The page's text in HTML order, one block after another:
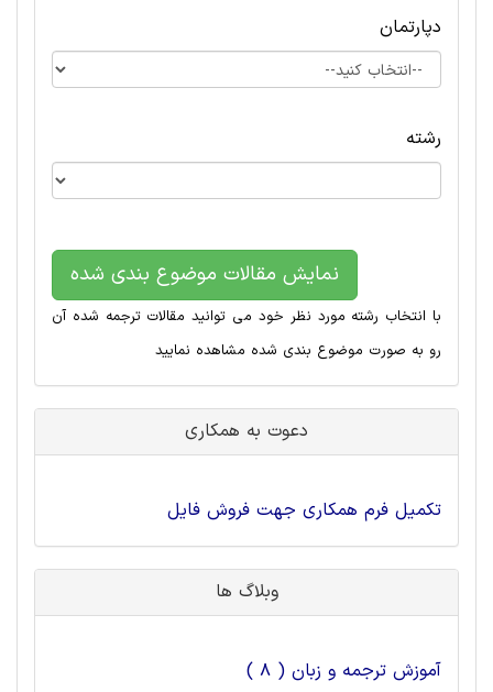
دپارتمان
رشته
نمایش مقالات موضوع بندی شده
با انتخاب رشته مورد نظر خود می توانید مقالات ترجمه شده آن
رو به صورت موضوع بندی شده مشاهده نمایید
دعوت به همکاری
تکمیل فرم همکاری جهت فروش فایل
وبلاگ ها
آموزش ترجمه و زبان ( 8 )